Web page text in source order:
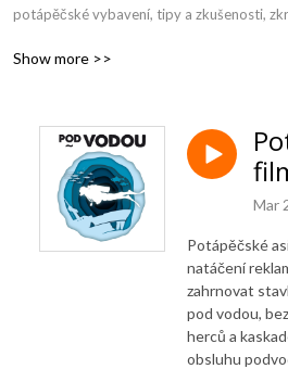
potápěčské vybavení, tipy a zkušenosti,
Podcast Petra Slezáka, Kapr Divers.
Show more >>
Mar
Potápěčské
natáčení
zahrnovat
pod vodou,
herců a
obsluhu